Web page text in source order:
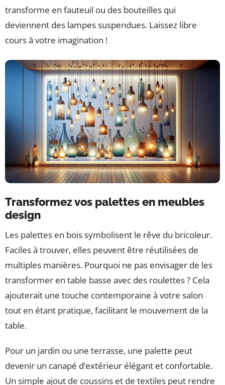
transforme en fauteuil ou des bouteilles qui
deviennent des lampes suspendues. Laissez libre
cours à votre imagination !
Transformez vos palettes en meubles
design
Les palettes en bois symbolisent le rêve du bricoleur.
Faciles à trouver, elles peuvent être réutilisées de
multiples manières. Pourquoi ne pas envisager de les
transformer en table basse avec des roulettes ? Cela
ajouterait une touche contemporaine à votre salon
tout en étant pratique, facilitant le mouvement de la
table.
Pour un jardin ou une terrasse, une palette peut
devenir un canapé d’extérieur élégant et confortable.
Un simple ajout de coussins et de textiles peut rendre